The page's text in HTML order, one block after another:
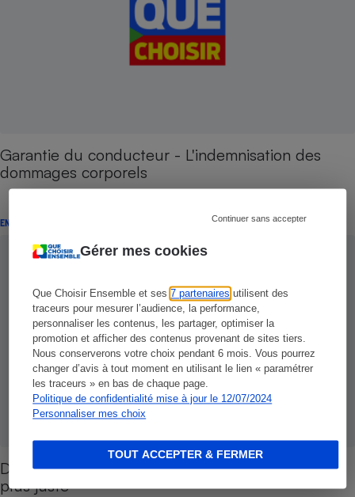
Gérer mes cookies
Que Choisir Ensemble et ses7 partenaires utilisent des
traceurs pour mesurer l’audience, la performance,
personnaliser les contenus, les partager, optimiser la
promotion et afficher des contenus provenant de sites tiers.
Nous conserverons votre choix pendant 6 mois. Vous pourrez
changer d’avis à tout moment en utilisant le lien « paramétrer
les traceurs » en bas de chaque page.
Politique de confidentialité mise à jour le 12/07/2024
Personnaliser mes choix
Continuer sans accepter
TOUT ACCEPTER & FERMER
Garantie du conducteur - L'indemnisation des
dommages corporels
ENQUÊTE
Dommages corporels - Pour une indemnisation
plus juste